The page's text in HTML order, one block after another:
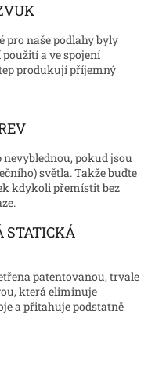
pro naše podlahy byly
a ve spojení
produkují příjemný
pokud jsou
světla. Takže buďte
kdykoli přemístit bez
STATICKÁ
patentovanou, trvale
která eliminuje
a přitahuje podstatně